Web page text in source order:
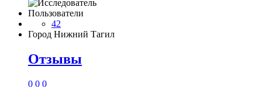
Пользователи
42
Город Нижний Тагил
Отзывы
0 0 0